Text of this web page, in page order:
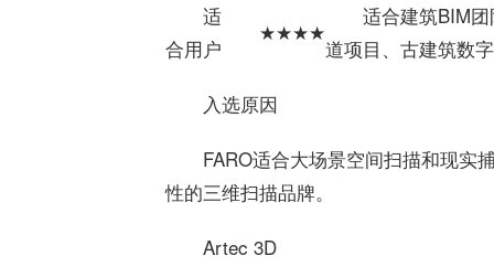
适
合用户
★★★★
适合建筑BIM
道项目、古建筑数
入选原因
FARO适合大场景空间扫描和现实
性的三维扫描品牌。
Artec 3D